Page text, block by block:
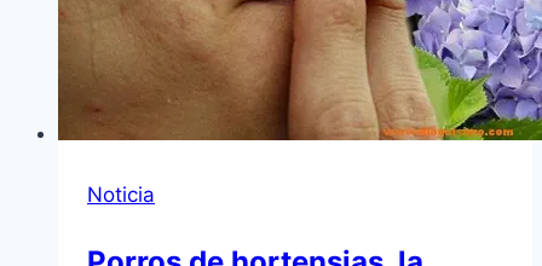
Noticia